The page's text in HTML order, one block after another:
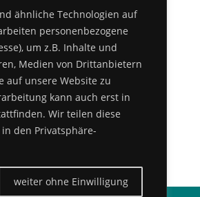
ähnliche Technologien auf
personenbezogene
um z.B. Inhalte und
Medien von Drittanbietern
auf unsere Website zu
kann auch erst in
Wir teilen diese
den Privatsphäre-
weiter ohne Einwilligung